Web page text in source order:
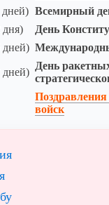
дней) Всемирный
дня)
День
дней)
дней)
День
войск